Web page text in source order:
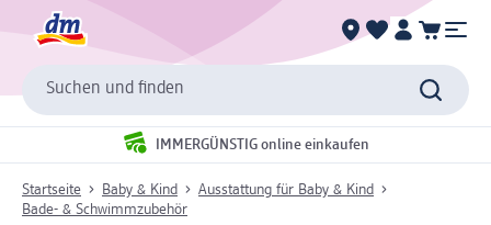
Suchen und finden
IMMERGÜNSTIG online einkaufen
Startseite Baby & Kind
Ausstattung für Baby & Kind
Bade- & Schwimmzubehör